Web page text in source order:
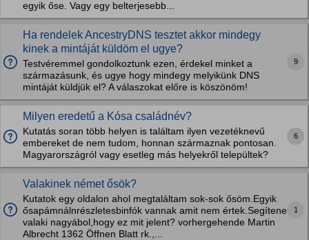
egyik őse. Vagy egy belterjesebb...
Ha rendelek AncestryDNS tesztet akkor mindegy
kinek a mintáját küldöm el ugye?
Testvéremmel gondolkoztunk ezen, érdekel minket a
származásunk, és ugye hogy mindegy melyikünk DNS
mintáját küldjük el? A válaszokat előre is köszönöm!
9
Milyen eredetű a Kósa családnév?
Kutatás soran több helyen is találtam ilyen vezetéknevű
embereket de nem tudom, honnan származnak pontosan.
Magyarországról vagy esetleg más helyekről települtek?
6
Valakinek német ősök?
Kutatok egy oldalon ahol megtaláltam sok-sok ősöm.Egyik
ősapámnálnrészletesbinfók vannak amit nem értek.Segítene
valaki nagyábol,hogy ez mit jelent? vorhergehende Martin
Albrecht 1362 Öffnen Blatt rk.,...
1